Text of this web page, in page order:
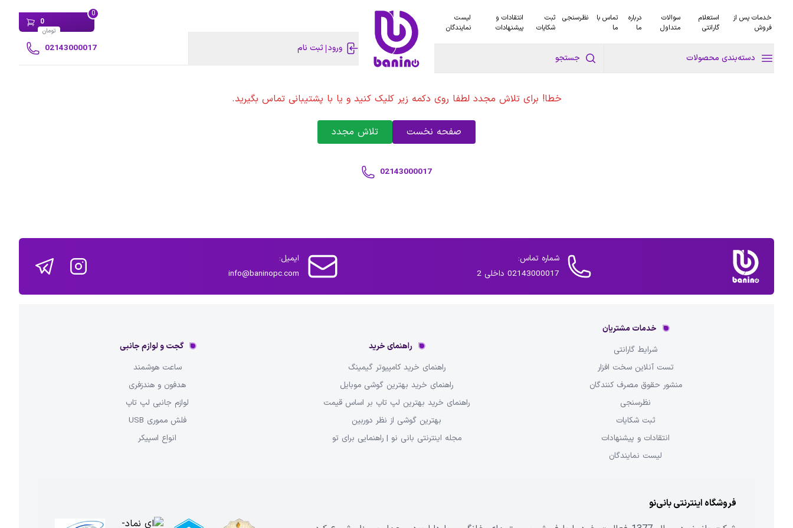
خدمات پس از
فروش
استعلام
گارانتی
سوالات
متداول
درباره
ما
تماس با
ما
نظرسنجی
ثبت
شکایات
انتقادات و
پیشنهادات
لیست
نمایندگان
دسته‌بندی محصولات جستجو
0
0
تومان
ورود ثبت نام 02143000017
خطا! برای تلاش مجدد لطفا روی دکمه زیر کلیک کنید و یا با پشتیبانی تماس بگیرید.
صفحه نخست تلاش مجدد
02143000017
شماره تماس:
02143000017 داخلی 2
ایمیل:
info@baninopc.com
خدمات مشتریان
شرایط گارانتی
تست آنلاین سخت افزار
منشور حقوق مصرف کنندگان
نظرسنجی
ثبت شکایات
انتقادات و پیشنهادات
لیست نمایندگان
راهنمای خرید
راهنمای خرید کامپیوتر گیمینگ
راهنمای خرید بهترین گوشی موبایل
راهنمای خرید بهترین لپ تاپ بر اساس قیمت
بهترین گوشی از نظر دوربین
مجله اینترنتی بانی نو | راهنمایی برای تو
گجت و لوازم جانبی
ساعت هوشمند
هدفون و هندزفری
لوازم جانبی لپ تاپ
فلش مموری USB
انواع اسپیکر
فروشگاه اینترنتی بانی‌نو